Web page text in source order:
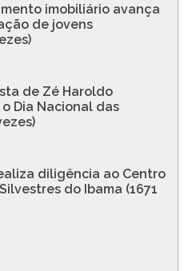
imobiliário avança
de jovens
de Zé Haroldo
Dia Nacional das
diligência ao Centro
do Ibama (1671